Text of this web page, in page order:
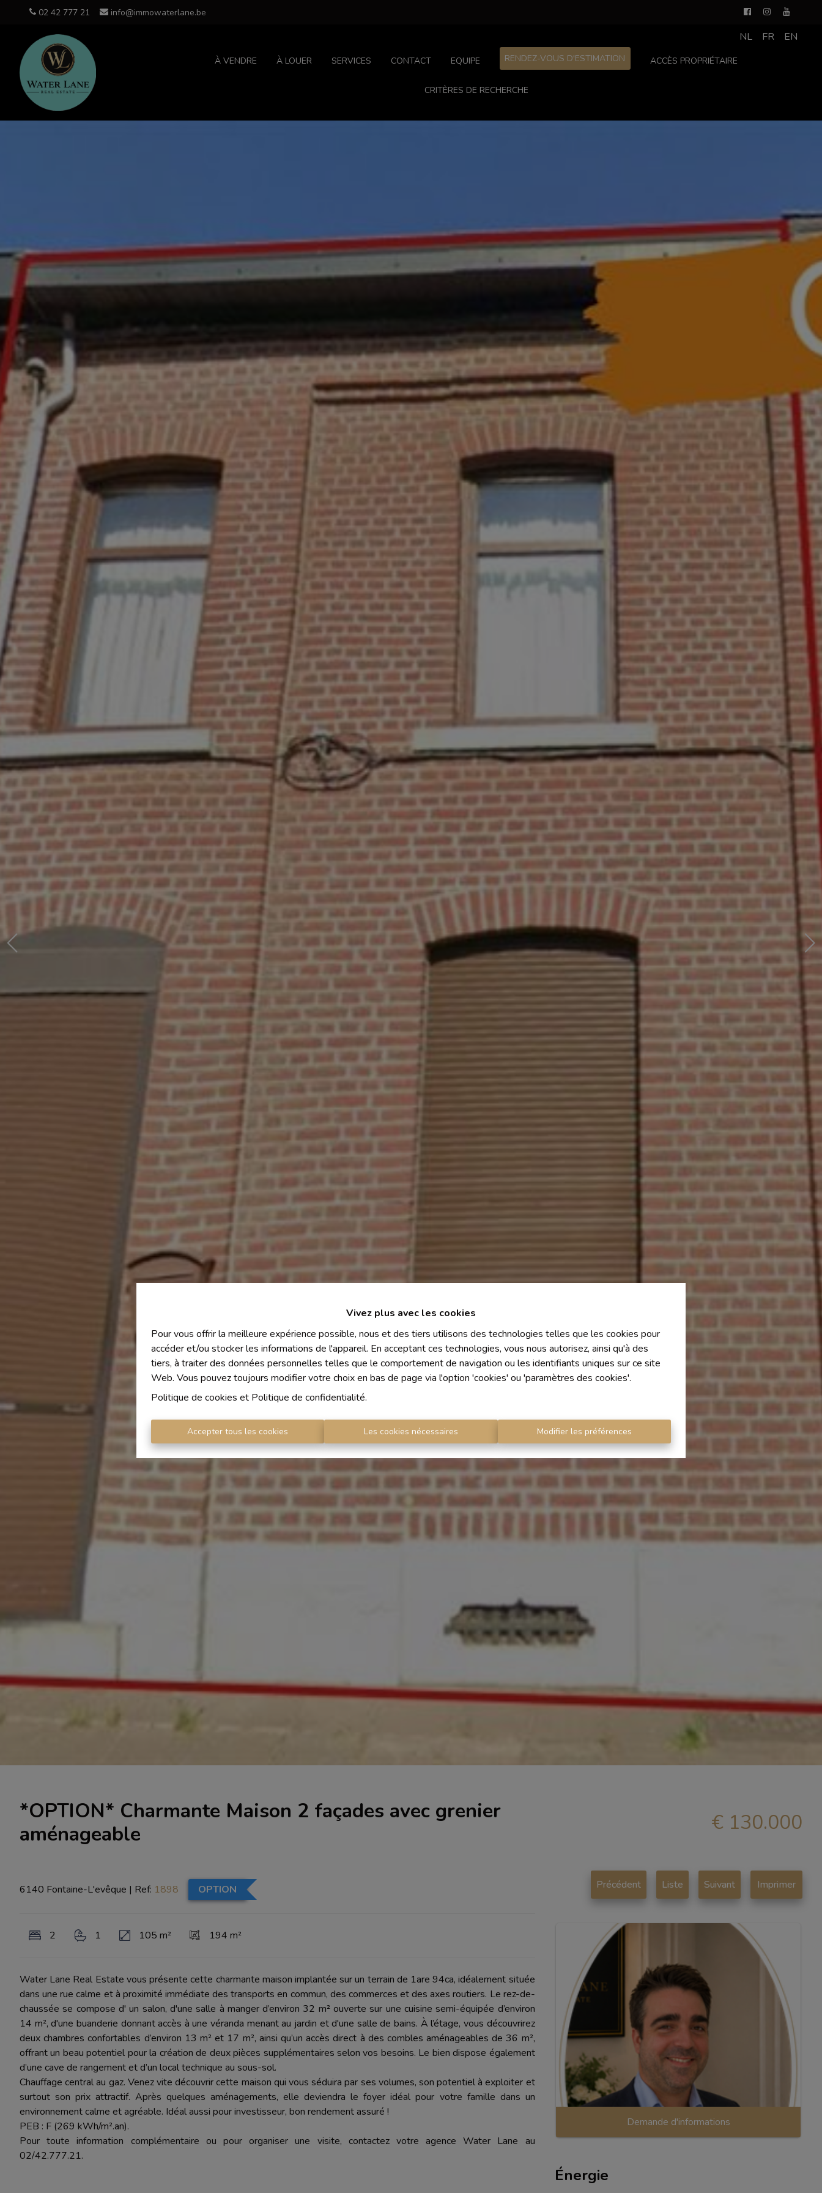
Vivez plus avec les cookies
Pour vous offrir la meilleure expérience possible, nous et des tiers utilisons des technologies telles que les cookies pour
accéder et/ou stocker les informations de l'appareil. En acceptant ces technologies, vous nous autorisez, ainsi qu'à des
tiers, à traiter des données personnelles telles que le comportement de navigation ou les identifiants uniques sur ce site
Web. Vous pouvez toujours modifier votre choix en bas de page via l'option 'cookies' ou 'paramètres des cookies'.
Politique de cookies et Politique de confidentialité.
Accepter tous les cookies Les cookies nécessaires Modifier les préférences
02 42 777 21 info@immowaterlane.be
À VENDRE À LOUER SERVICES CONTACT EQUIPE RENDEZ-VOUS D'ESTIMATION ACCÈS PROPRIÉTAIRE
CRITÈRES DE RECHERCHE
NL FR EN
*OPTION* Charmante Maison 2 façades avec grenier
aménageable
€ 130.000
6140 Fontaine-L'evêque | Ref: 1898 OPTION Précédent Liste Suivant Imprimer
2 1 105 m² 194 m²
Water Lane Real Estate vous présente cette charmante maison implantée sur un terrain de 1are 94ca, idéalement située
dans une rue calme et à proximité immédiate des transports en commun, des commerces et des axes routiers. Le rez-de-
chaussée se compose d' un salon, d'une salle à manger d’environ 32 m² ouverte sur une cuisine semi-équipée d’environ
14 m², d'une buanderie donnant accès à une véranda menant au jardin et d'une salle de bains. À l’étage, vous découvrirez
deux chambres confortables d’environ 13 m² et 17 m², ainsi qu’un accès direct à des combles aménageables de 36 m²,
offrant un beau potentiel pour la création de deux pièces supplémentaires selon vos besoins. Le bien dispose également
d’une cave de rangement et d’un local technique au sous-sol.
Chauffage central au gaz. Venez vite découvrir cette maison qui vous séduira par ses volumes, son potentiel à exploiter et
surtout son prix attractif. Après quelques aménagements, elle deviendra le foyer idéal pour votre famille dans un
environnement calme et agréable. Idéal aussi pour investisseur, bon rendement assuré !
PEB : F (269 kWh/m².an).
Pour toute information complémentaire ou pour organiser une visite, contactez votre agence Water Lane au
02/42.777.21.
Demande d'informations
Énergie